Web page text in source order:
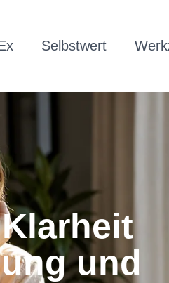
Selbstwert
und